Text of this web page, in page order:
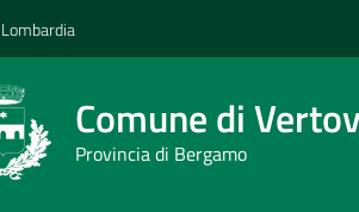
Comune di
Provincia di Bergamo